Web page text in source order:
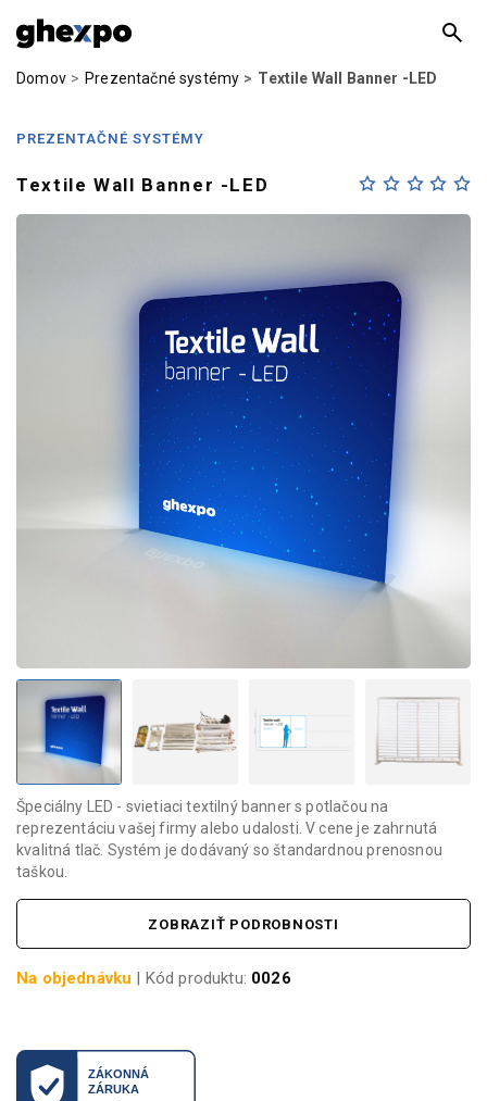
Domov Prezentačné systémy Textile Wall Banner -LED
PREZENTAČNÉ SYSTÉMY
Textile Wall Banner -LED
Špeciálny LED - svietiaci textilný banner s potlačou na
reprezentáciu vašej firmy alebo udalosti. V cene je zahrnutá
kvalitná tlač. Systém je dodávaný so štandardnou prenosnou
taškou.
ZOBRAZIŤ PODROBNOSTI
Na objednávku | Kód produktu: 0026